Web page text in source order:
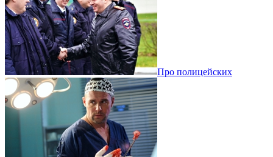
Про полицейских